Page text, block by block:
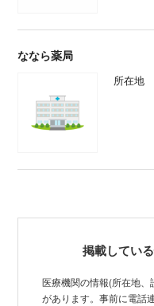
ななら薬局
所在地
掲載してい
医療機関の情報(所在地
があります。事前に電話